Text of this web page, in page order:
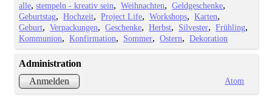
alle stempeln - kreativ sein Weihnachten
Geldgeschenke
Geburtstag
Hochzeit Project Life Workshops
Karten
Geburt
Verpackungen Geschenke Herbst Silvester
Frühling
Kommunion
Konfirmation Sommer Ostern Dekoration
Administration
Anmelden
Atom